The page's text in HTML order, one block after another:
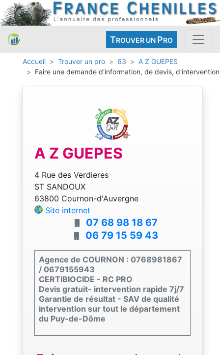
TROUVER UN PRO
Accueil Trouver un pro 63
A Z GUEPES
Faire une demande d'information, de devis, d'intervention
A Z GUEPES
4 Rue des Verdieres
ST SANDOUX
63800 Cournon-d'Auvergne
Site internet
07 68 98 18 67
06 79 15 59 43
Agence de COURNON : 0768981867
/ 0679155943
CERTIBIOCIDE - RC PRO
Devis gratuit- intervention rapide 7j/7
Garantie de résultat - SAV de qualité
intervention sur tout le département
du Puy-de-Dôme